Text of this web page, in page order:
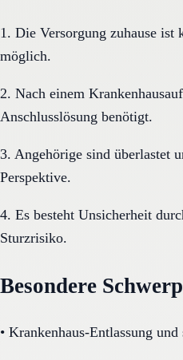
1. Die Versorgung zuhause
möglich.
2. Nach einem
Anschlusslösung benötigt.
3. Angehörige sind überlastet
Perspektive.
4. Es besteht Unsicherheit
Sturzrisiko.
Besondere
• Krankenhaus-Entlassung